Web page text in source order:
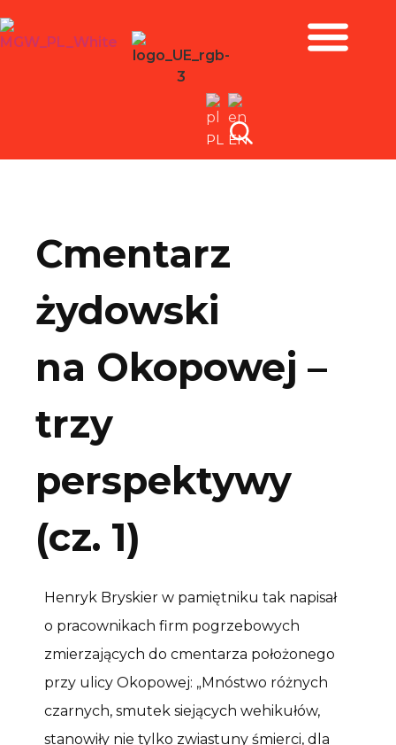
PL EN
Cmentarz
żydowski
na Okopowej –
trzy
perspektywy
(cz. 1)
Henryk Bryskier w pamiętniku tak napisał
o pracownikach firm pogrzebowych
zmierzających do cmentarza położonego
przy ulicy Okopowej: „Mnóstwo różnych
czarnych, smutek siejących wehikułów,
stanowiły nie tylko zwiastuny śmierci, dla